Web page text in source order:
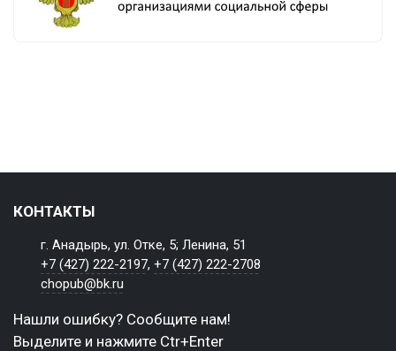
КОНТАКТЫ
г. Анадырь, ул. Отке, 5; Ленина, 51
+7 (427) 222-2197,+7 (427) 222-2708
chopub@bk.ru
Нашли ошибку? Сообщите нам!
Выделите и нажмите Ctr+Enter